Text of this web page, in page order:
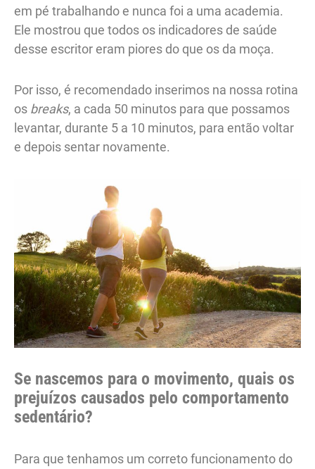
em pé trabalhando e nunca foi a uma academia.
Ele mostrou que todos os indicadores de saúde
desse escritor eram piores do que os da moça.
Por isso, é recomendado inserimos na nossa rotina
os breaks, a cada 50 minutos para que possamos
levantar, durante 5 a 10 minutos, para então voltar
e depois sentar novamente.
Se nascemos para o movimento, quais os
prejuízos causados pelo comportamento
sedentário?
Para que tenhamos um correto funcionamento do